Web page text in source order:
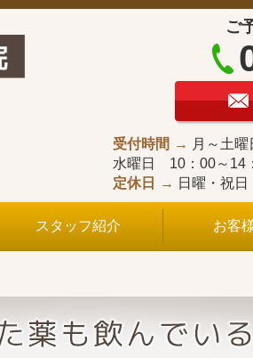
ご
受付時間
月～土
水曜日 10：00～14
定休日
日曜・祝日
スタッフ紹介 お客